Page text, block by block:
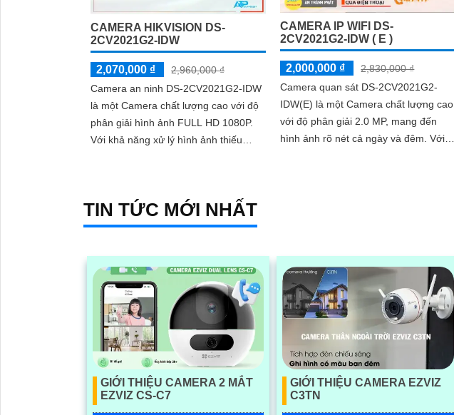
CAMERA HIKVISION DS-
2CV2021G2-IDW
2,070,000 ₫
2,960,000 ₫
Camera an ninh DS-2CV2021G2-IDW
là một Camera chất lượng cao với độ
phân giải hình ảnh FULL HD 1080P.
Với khả năng xử lý hình ảnh thiếu
CAMERA IP WIFI DS-
2CV2021G2-IDW ( E )
2,000,000 ₫
2,830,000 ₫
Camera quan sát DS-2CV2021G2-
IDW(E) là một Camera chất lượng cao
với độ phân giải 2.0 MP, mang đến
hình ảnh rõ nét cả ngày và đêm. Với
TIN TỨC MỚI NHẤT
GIỚI THIỆU CAMERA 2 MẮT
EZVIZ CS-C7
GIỚI THIỆU CAMERA EZVIZ
C3TN